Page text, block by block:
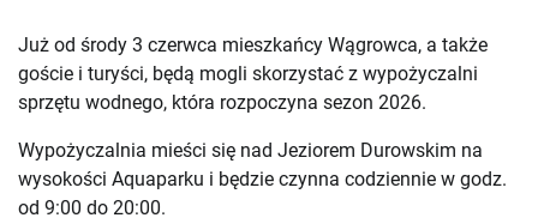
Już od środy 3 czerwca mieszkańcy Wągrowca, a także
goście i turyści, będą mogli skorzystać z wypożyczalni
sprzętu wodnego, która rozpoczyna sezon 2026.
Wypożyczalnia mieści się nad Jeziorem Durowskim na
wysokości Aquaparku i będzie czynna codziennie w godz.
od 9:00 do 20:00.